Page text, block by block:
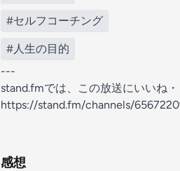
#セルフコーチング
#人生の目的
---
stand.fmでは、この放送にいいね
https://stand.fm/channels/
感想